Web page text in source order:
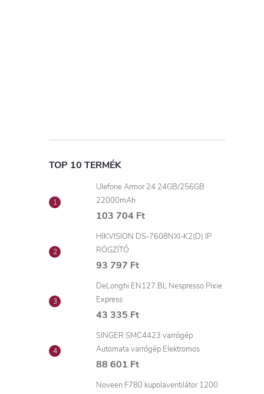
TOP 10 TERMÉK
Ulefone Armor 24 24GB/256GB
22000mAh
103 704 Ft
HIKVISION DS-7608NXI-K2(D) IP
RÖGZÍTŐ
93 797 Ft
DeLonghi EN127.BL Nespresso Pixie
Express
43 335 Ft
SINGER SMC4423 varrógép
Automata varrógép Elektromos
88 601 Ft
Noveen F780 kupolaventilátor 1200